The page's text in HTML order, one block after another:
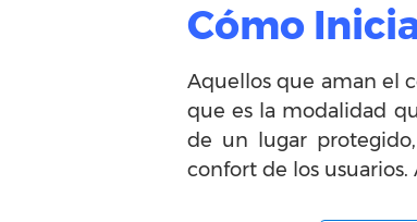
Cómo
Aquellos que aman el
que es la modalidad
de un lugar
confort de los